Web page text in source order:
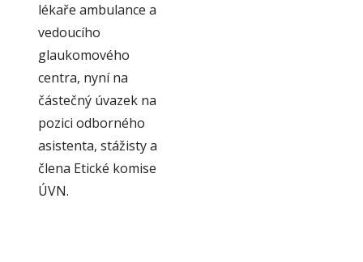
lékaře ambulance a
vedoucího
glaukomového
centra, nyní na
částečný úvazek na
pozici odborného
asistenta, stážisty a
člena Etické komise
ÚVN.